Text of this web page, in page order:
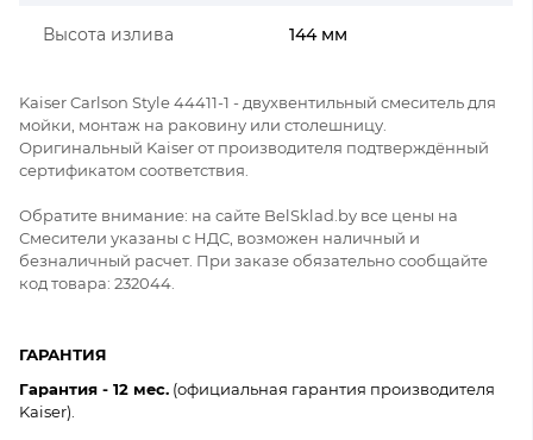
Высота излива 144 мм
Kaiser Carlson Style 44411-1 - двухвентильный смеситель для
мойки, монтаж на раковину или столешницу.
Оригинальный Kaiser от производителя подтверждённый
сертификатом соответствия.
Обратите внимание: на сайте BelSklad.by все цены на
Смесители указаны с НДС, возможен наличный и
безналичный расчет. При заказе обязательно сообщайте
код товара: 232044.
ГАРАНТИЯ
Гарантия - 12 мес. (официальная гарантия производителя
Kaiser).